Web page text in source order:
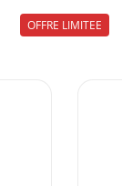
OFFRE LIMITEE